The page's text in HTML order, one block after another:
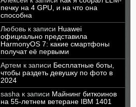
печку на 4 GPU, и на что она
способна
Любовь к записи Huawei
официально представила
HarmonyOS 7: какие смартфоны
получат её первыми
Артем к записи Бесплатные боты,
чтобы раздеть девушку по фото в
2024
sasha к записи Майнинг биткоинов
на 55-летнем ветеране IBM 1401